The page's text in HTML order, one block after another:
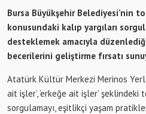
Bursa Büyükşehir Belediyesi’nin
konusundaki kalıp yargıları
desteklemek amacıyla
becerilerini geliştirme fırsatı
Atatürk Kültür Merkezi Merinos
ait işler’, ‘erkeğe ait işler’ şeklindeki
sorgulamayı, eşitlikçi yaşam